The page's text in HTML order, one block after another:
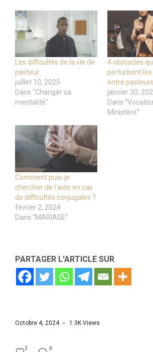
Les difficultés de la vie de
pasteur
juillet 10, 2025
Dans "Changer sa
mentalité"
4 obstacles
perturbent
entre
janvier 30,
Dans
Ministère"
Comment puis-je
chercher de l’aide en cas
de difficultés conjugales ?
février 2, 2024
Dans "MARIAGE"
PARTAGER L'ARTICLE SUR
Octobre 4, 2024 1.3K Views
0
2